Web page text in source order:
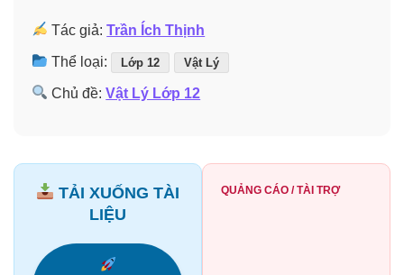
Tác giả:Trần Ích Thịnh
Thể loại: Lớp 12 Vật Lý
Chủ đề:Vật Lý Lớp 12
TẢI XUỐNG TÀI
LIỆU
QUẢNG CÁO / TÀI TRỢ